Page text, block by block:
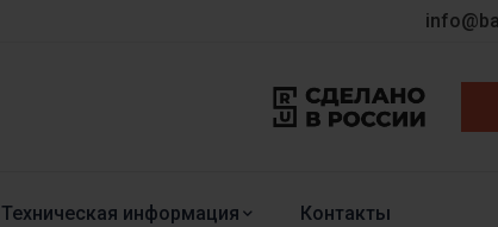
Техническая информация Контакты